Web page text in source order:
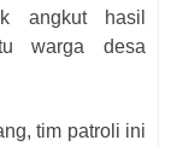
angkut hasil
warga desa
tim patroli ini